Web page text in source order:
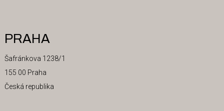
PRAHA
Šafránkova 1238/1
155 00 Praha
Česká republika